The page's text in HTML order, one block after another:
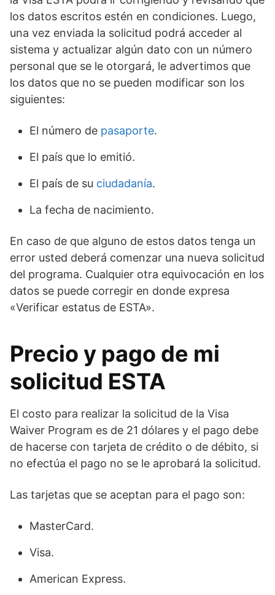
los datos escritos estén en condiciones. Luego,
una vez enviada la solicitud podrá acceder al
sistema y actualizar algún dato con un número
personal que se le otorgará, le advertimos que
los datos que no se pueden modificar son los
siguientes:
El número de pasaporte.
El país que lo emitió.
El país de su ciudadanía.
La fecha de nacimiento.
En caso de que alguno de estos datos tenga un
error usted deberá comenzar una nueva solicitud
del programa. Cualquier otra equivocación en los
datos se puede corregir en donde expresa
«Verificar estatus de ESTA».
Precio y pago de mi
solicitud ESTA
El costo para realizar la solicitud de la Visa
Waiver Program es de 21 dólares y el pago debe
de hacerse con tarjeta de crédito o de débito, si
no efectúa el pago no se le aprobará la solicitud.
Las tarjetas que se aceptan para el pago son:
MasterCard.
Visa.
American Express.